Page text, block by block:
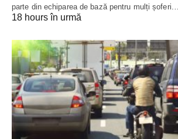
parte din echiparea de bază pentru mulți șoferi.…
18 hours în urmă